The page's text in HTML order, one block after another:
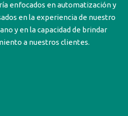
enfocados en automatización y
en la experiencia de nuestro
y en la capacidad de brindar
a nuestros clientes.